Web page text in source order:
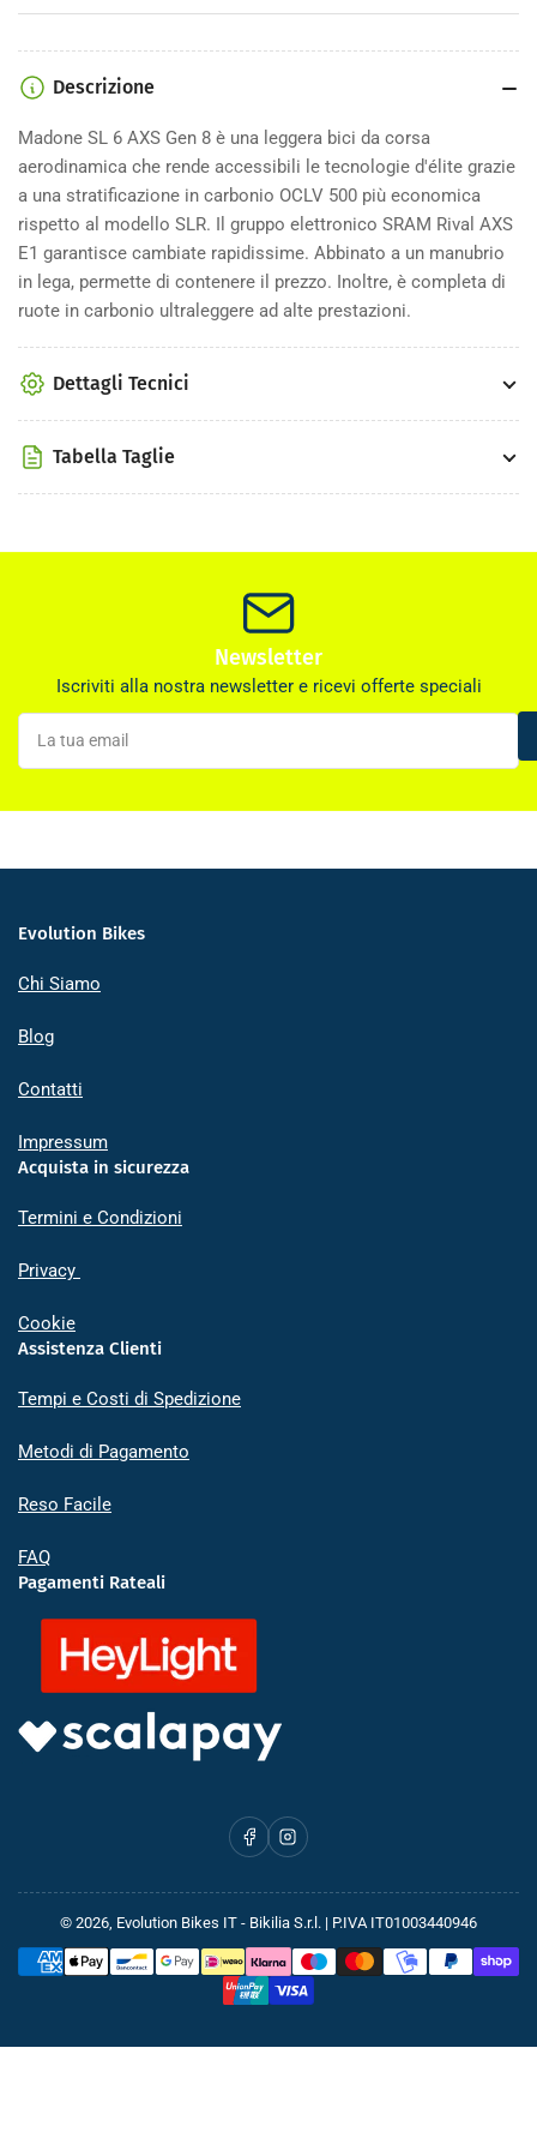
Gen
8
Gen
Descrizione
Madone SL 6 AXS Gen 8 è una leggera bici da corsa
aerodinamica che rende accessibili le tecnologie d'élite grazie
a una stratificazione in carbonio OCLV 500 più economica
rispetto al modello SLR. Il gruppo elettronico SRAM Rival AXS
E1 garantisce cambiate rapidissime. Abbinato a un manubrio
in lega, permette di contenere il prezzo. Inoltre, è completa di
ruote in carbonio ultraleggere ad alte prestazioni.
Dettagli Tecnici
Tabella Taglie
Newsletter
Iscriviti alla nostra newsletter e ricevi offerte speciali
La
tua
email
Evolution Bikes
Chi Siamo
Blog
Contatti
Impressum
Acquista in sicurezza
Termini e Condizioni
Privacy
Cookie
Assistenza Clienti
Tempi e Costi di Spedizione
Metodi di Pagamento
Reso Facile
FAQ
Pagamenti Rateali
FacebookInstagram
© 2026, Evolution Bikes IT - Bikilia S.r.l. | P.IVA IT01003440946
Metodi
di
pagamento